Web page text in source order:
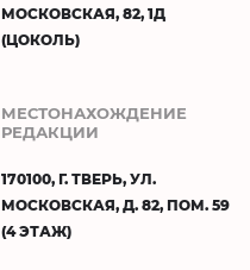
МОСКОВСКАЯ, 82, 1Д
(ЦОКОЛЬ)
МЕСТОНАХОЖДЕНИЕ
РЕДАКЦИИ
170100, Г. ТВЕРЬ, УЛ.
МОСКОВСКАЯ, Д. 82, ПОМ. 59
(4 ЭТАЖ)